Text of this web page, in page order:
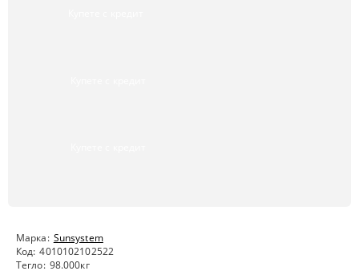
Марка: Sunsystem
Код: 4010102102522
Тегло: 98.000кг